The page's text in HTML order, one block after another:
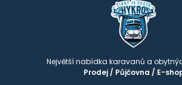
Největší nabídka karavanů a
Prodej/ Půjčovna / E-